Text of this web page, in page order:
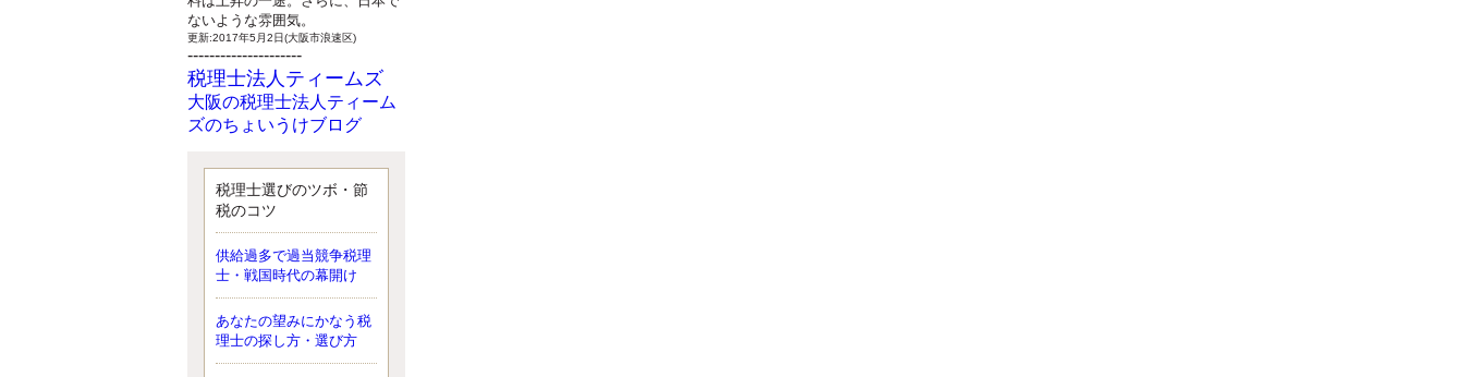
ないような雰囲気。
更新:2017年5月2日(大阪市浪速区)
---------------------
税理士法人ティームズ
大阪の税理士法人ティーム
ズのちょいうけブログ
なったことに気付いた、税理士の
北井です。寂しいです。 先日、テ
ィームズイベントとしてバーベキ
ップしようと思いましたが、そこ
はセンスある後のブロガーに任せ
ようと思います。
更新:2017年5月1日(大阪市北区)
---------------------
サクセス会計事務所
サクセス税理士のお役立ち
税理士選びのツボ・節
税のコツ
供給過多で過当競争税理
士・戦国時代の幕開け
あなたの望みにかなう税
理士の探し方・選び方